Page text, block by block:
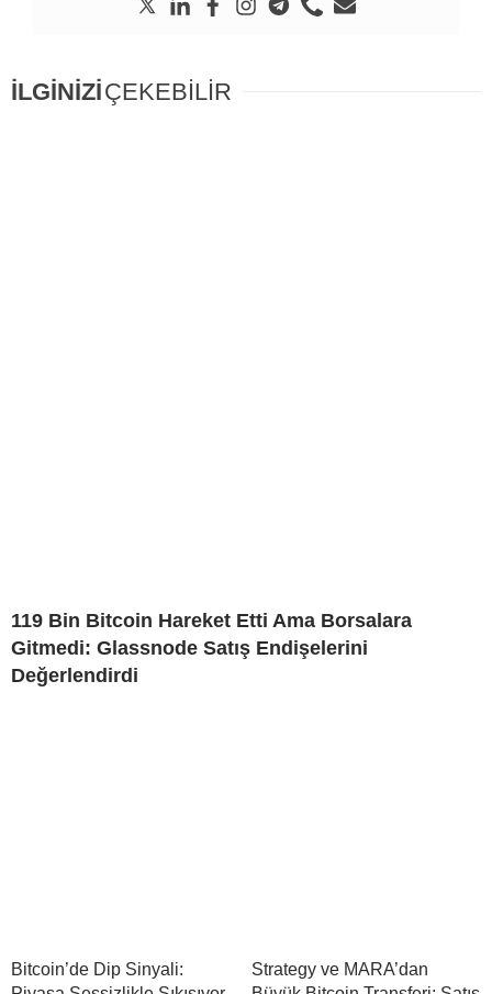
İLGİNİZİÇEKEBİLİR
119 Bin Bitcoin Hareket Etti Ama Borsalara
Gitmedi: Glassnode Satış Endişelerini
Değerlendirdi
Bitcoin’de Dip Sinyali:
Strategy ve MARA’dan